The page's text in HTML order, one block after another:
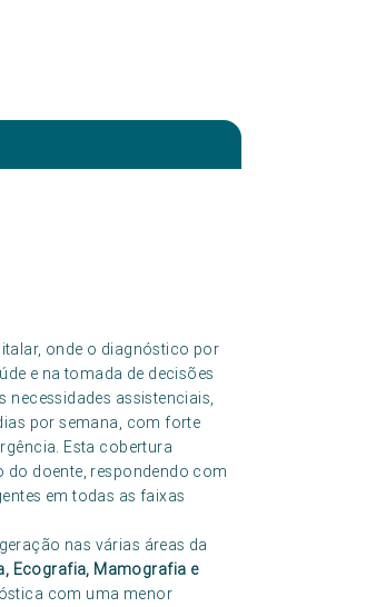
onde o diagnóstico por
e na tomada de decisões
necessidades assistenciais,
por semana, com forte
Esta cobertura
do doente, respondendo com
em todas as faixas
nas várias áreas da
Ecografia, Mamografia e
com uma menor